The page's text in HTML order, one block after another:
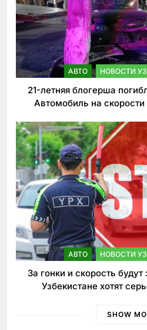
АВТО НОВОСТИ
21-летняя блогерша
Автомобиль на
АВТО НОВОСТИ
За гонки и скорость
Узбекистане хотят
SHOW